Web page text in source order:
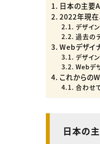
日本の主要
2022年現在
デザイ
過去の
Webデザイ
デザイ
Webデ
これからの
合わせ
日本の